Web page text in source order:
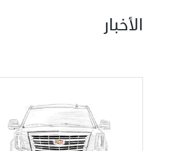
الأخبار